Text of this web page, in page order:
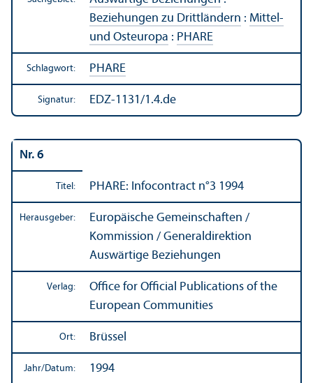
Beziehungen zu Drittländern : Mittel-
und Osteuropa : PHARE
Schlagwort: PHARE
Signatur: EDZ-1131/1.4.de
Nr. 6
Titel: PHARE: Infocontract n°3 1994
Herausgeber:
Europäische Gemeinschaften /
Kommission / Generaldirektion
Auswärtige Beziehungen
Verlag:
Office for Official Publications of the
European Communities
Ort: Brüssel
Jahr/Datum: 1994